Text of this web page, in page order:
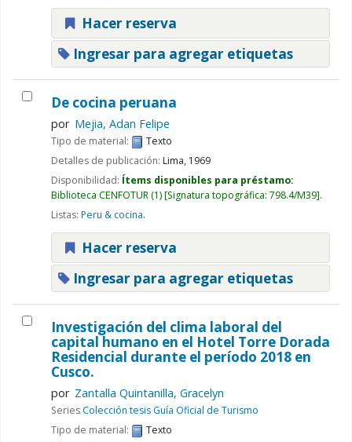
Hacer reserva
Ingresar para agregar etiquetas
De cocina peruana
por Mejia, Adan Felipe
Tipo de material:
Texto
Detalles de publicación: Lima, 1969
Disponibilidad: Ítems disponibles para préstamo:
Biblioteca CENFOTUR (1) Signatura topográfica: 798.4/M39 .
Listas: Peru & cocina.
Hacer reserva
Ingresar para agregar etiquetas
Investigación del clima laboral del
capital humano en el Hotel Torre Dorada
Residencial durante el período 2018 en
Cusco.
por Zantalla Quintanilla, Gracelyn
Series Colección tesis Guía Oficial de Turismo
Tipo de material:
Texto